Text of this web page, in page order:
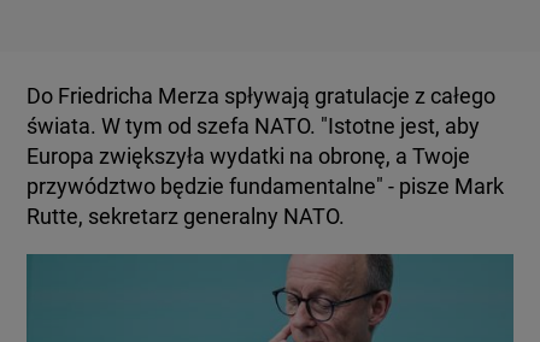
Do Friedricha Merza spływają gratulacje z całego
świata. W tym od szefa NATO. "Istotne jest, aby
Europa zwiększyła wydatki na obronę, a Twoje
przywództwo będzie fundamentalne" - pisze Mark
Rutte, sekretarz generalny NATO.